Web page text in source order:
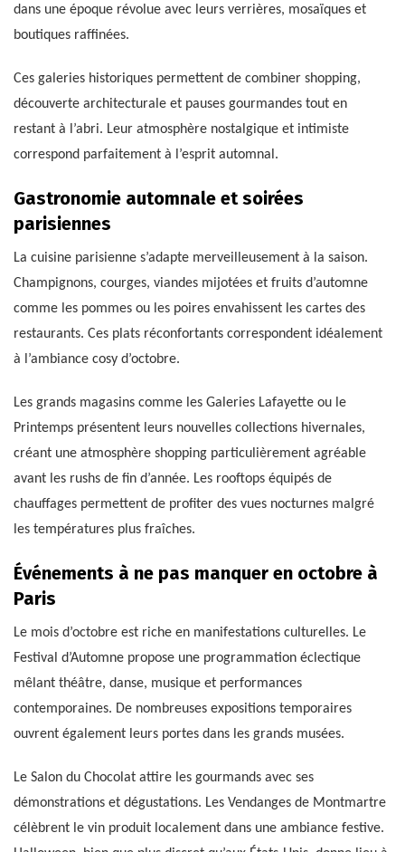
dans une époque révolue avec leurs verrières, mosaïques et
boutiques raffinées.
Ces galeries historiques permettent de combiner shopping,
découverte architecturale et pauses gourmandes tout en
restant à l’abri. Leur atmosphère nostalgique et intimiste
correspond parfaitement à l’esprit automnal.
Gastronomie automnale et soirées
parisiennes
La cuisine parisienne s’adapte merveilleusement à la saison.
Champignons, courges, viandes mijotées et fruits d’automne
comme les pommes ou les poires envahissent les cartes des
restaurants. Ces plats réconfortants correspondent idéalement
à l’ambiance cosy d’octobre.
Les grands magasins comme les Galeries Lafayette ou le
Printemps présentent leurs nouvelles collections hivernales,
créant une atmosphère shopping particulièrement agréable
avant les rushs de fin d’année. Les rooftops équipés de
chauffages permettent de profiter des vues nocturnes malgré
les températures plus fraîches.
Événements à ne pas manquer en octobre à
Paris
Le mois d’octobre est riche en manifestations culturelles. Le
Festival d’Automne propose une programmation éclectique
mêlant théâtre, danse, musique et performances
contemporaines. De nombreuses expositions temporaires
ouvrent également leurs portes dans les grands musées.
Le Salon du Chocolat attire les gourmands avec ses
démonstrations et dégustations. Les Vendanges de Montmartre
célèbrent le vin produit localement dans une ambiance festive.